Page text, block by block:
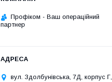
Профіком - Ваш операційний
партнер
вул. Здолбунівська, 7Д, корпус Г,